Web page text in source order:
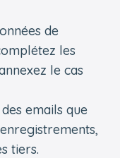
de
les
le cas
emails que
tiers.